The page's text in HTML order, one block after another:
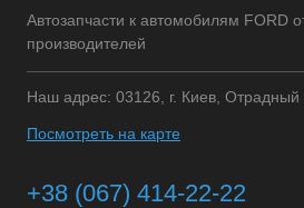
Автозапчасти к автомобилям FORD
производителей
Наш адрес: 03126, г. Киев, Отрадный
Посмотреть на карте
+38 (067) 414-22-22